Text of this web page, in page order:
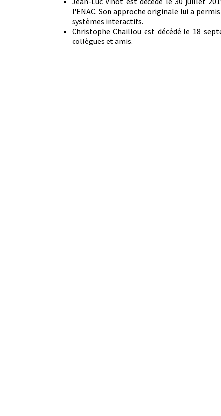
l'ENAC. Son approche originale lui a
systèmes interactifs.
Christophe Chaillou est décédé le 18
collègues et amis.